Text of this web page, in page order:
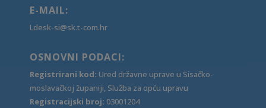
E-MAIL:
Ldesk-si@sk.t-com.hr
OSNOVNI PODACI:
Registrirani kod: Ured državne uprave u Sisačko-
moslavačkoj županiji, Služba za opću upravu
Registracijski broj: 03001204